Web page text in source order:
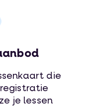
die
je lessen